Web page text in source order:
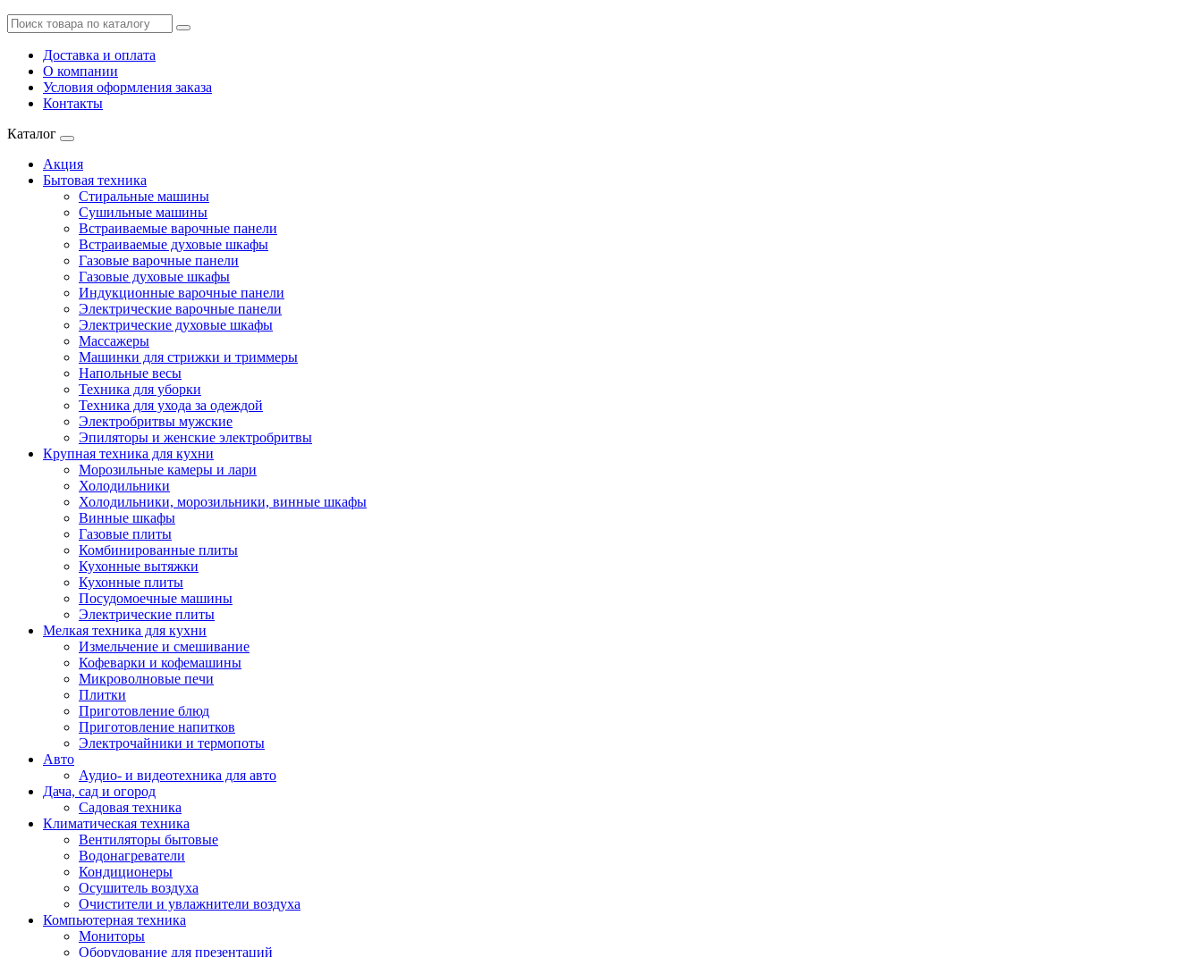
Доставка и оплата
О компании
Условия оформления заказа
Контакты
Каталог
Акция
Бытовая техника
Стиральные машины
Сушильные машины
Встраиваемые варочные панели
Встраиваемые духовые шкафы
Газовые варочные панели
Газовые духовые шкафы
Индукционные варочные панели
Электрические варочные панели
Электрические духовые шкафы
Массажеры
Машинки для стрижки и триммеры
Напольные весы
Техника для уборки
Техника для ухода за одеждой
Электробритвы мужские
Эпиляторы и женские электробритвы
Крупная техника для кухни
Морозильные камеры и лари
Холодильники
Холодильники, морозильники, винные шкафы
Винные шкафы
Газовые плиты
Комбинированные плиты
Кухонные вытяжки
Кухонные плиты
Посудомоечные машины
Электрические плиты
Мелкая техника для кухни
Измельчение и смешивание
Кофеварки и кофемашины
Микроволновые печи
Плитки
Приготовление блюд
Приготовление напитков
Электрочайники и термопоты
Авто
Аудио- и видеотехника для авто
Дача, сад и огород
Садовая техника
Климатическая техника
Вентиляторы бытовые
Водонагреватели
Кондиционеры
Осушитель воздуха
Очистители и увлажнители воздуха
Компьютерная техника
Мониторы
Оборудование для презентаций